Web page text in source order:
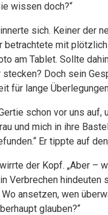
wissen doch?“
sich. Keiner der
betrachtete mit
am Tablet. Sollte
Doch sein
für lange
schon vor uns auf,
und mich in ihre
Er tippte auf
der Kopf. „Aber –
Verbrechen hindeuten
ansetzen, wen
glauben?“